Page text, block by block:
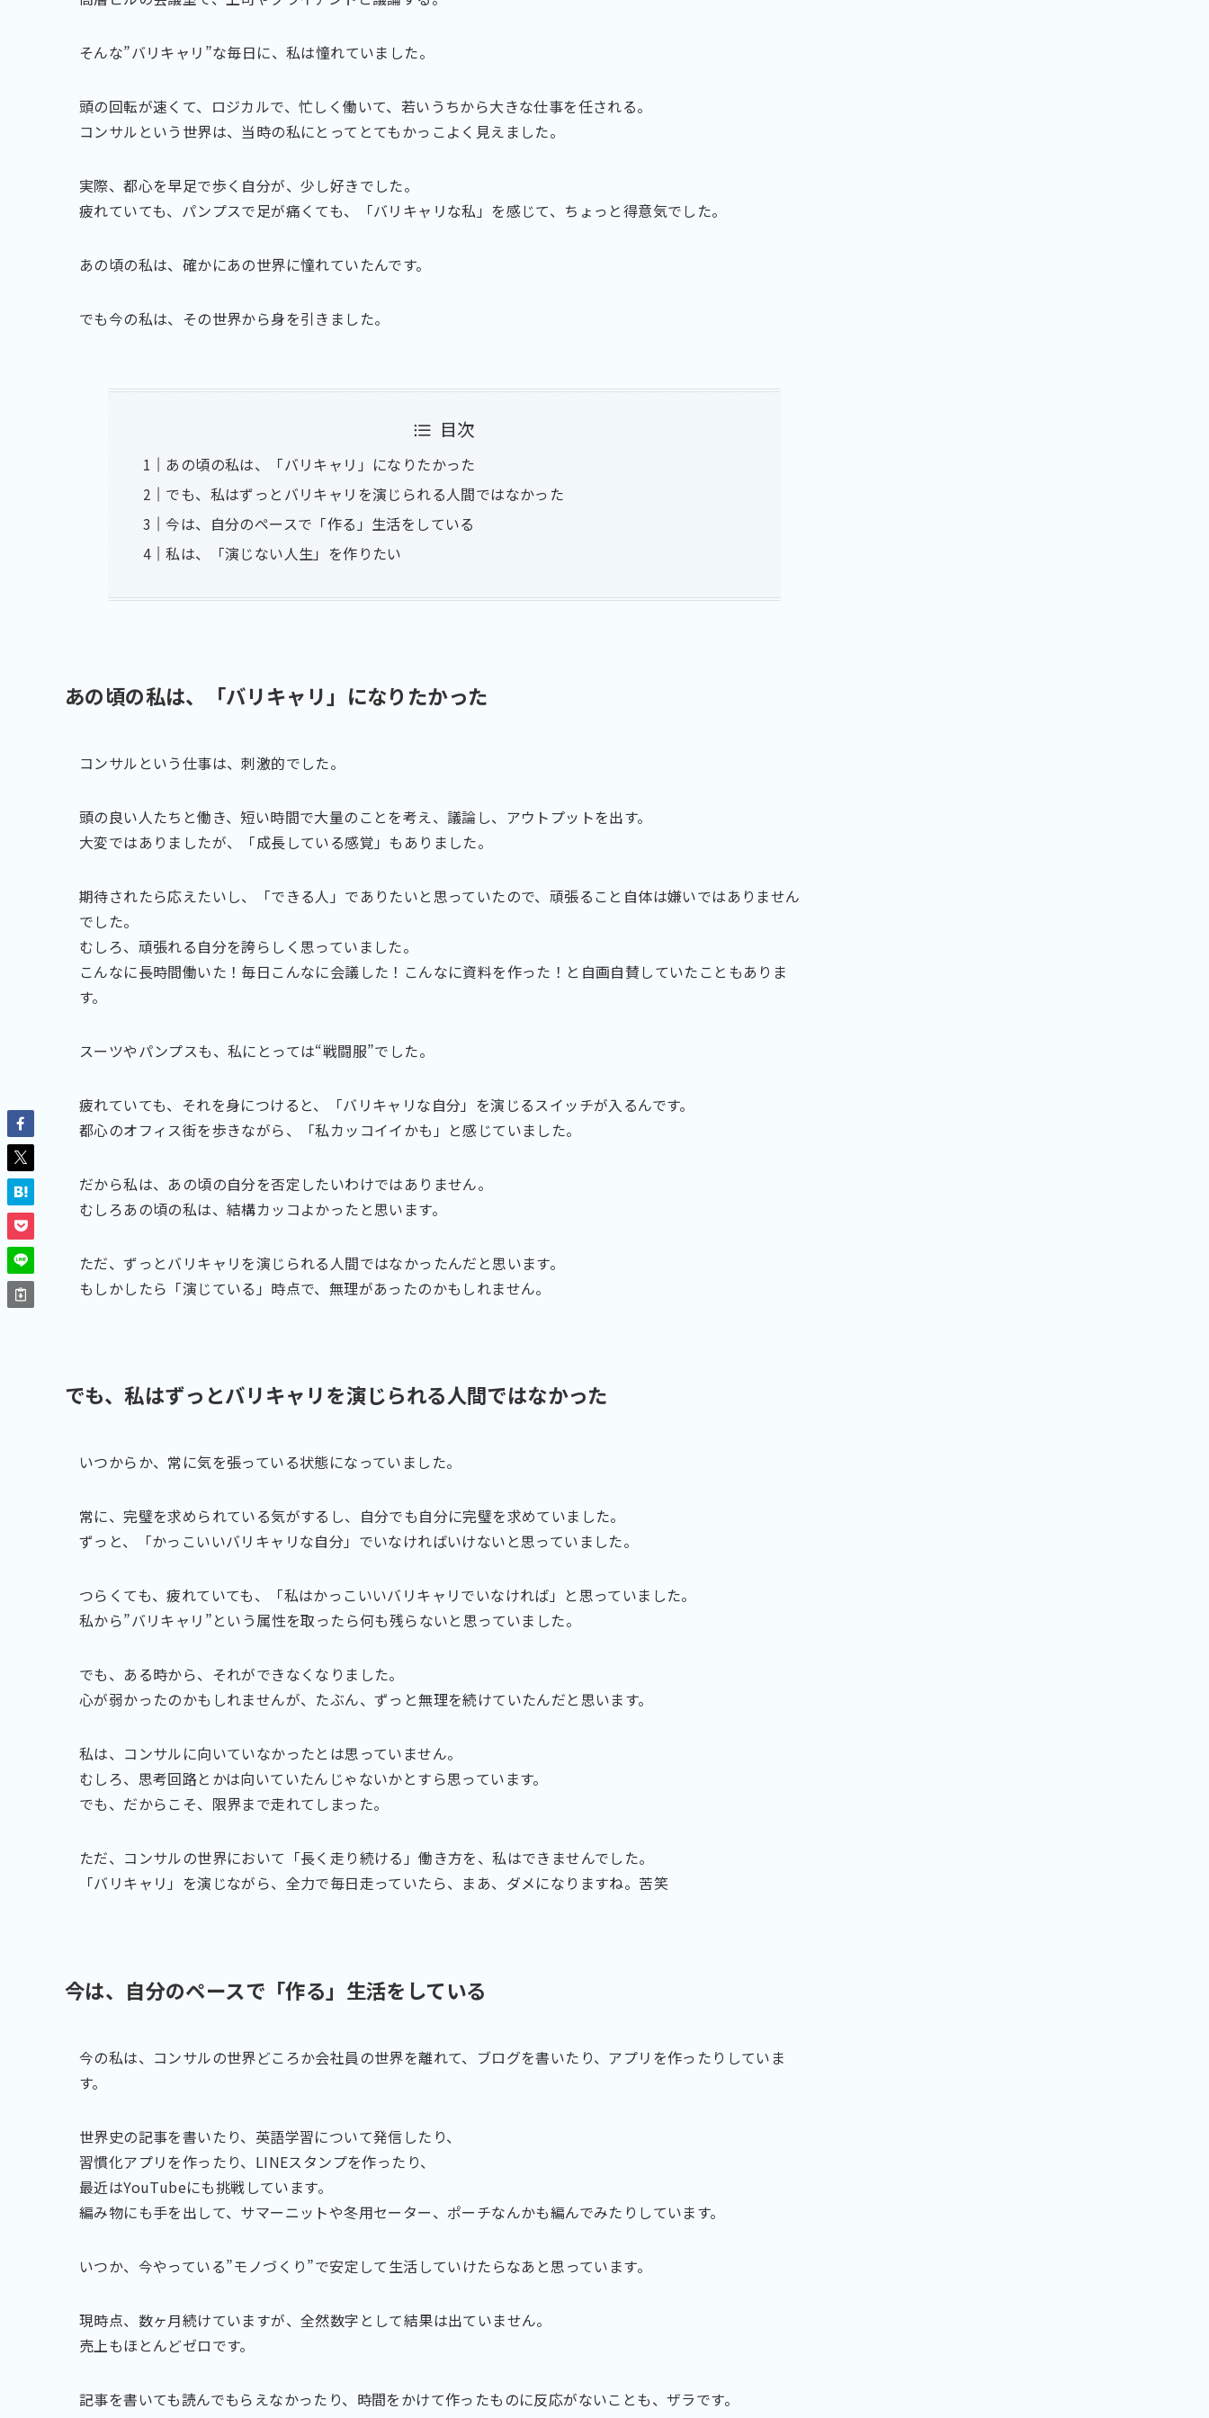
そんな”バリキャリ”な毎日に、私は憧れていました。
頭の回転が速くて、ロジカルで、忙しく働いて、若いうちから大きな仕事を任される。
コンサルという世界は、当時の私にとってとてもかっこよく見えました。
実際、都心を早足で歩く自分が、少し好きでした。
疲れていても、パンプスで足が痛くても、「バリキャリな私」を感じて、ちょっと得意気でした。
あの頃の私は、確かにあの世界に憧れていたんです。
でも今の私は、その世界から身を引きました。
目次
あの頃の私は、「バリキャリ」になりたかった
でも、私はずっとバリキャリを演じられる人間ではなかった
今は、自分のペースで「作る」生活をしている
私は、「演じない人生」を作りたい
あの頃の私は、「バリキャリ」になりたかった
コンサルという仕事は、刺激的でした。
頭の良い人たちと働き、短い時間で大量のことを考え、議論し、アウトプットを出す。
大変ではありましたが、「成長している感覚」もありました。
期待されたら応えたいし、「できる人」でありたいと思っていたので、頑張ること自体は嫌いではありません
でした。
むしろ、頑張れる自分を誇らしく思っていました。
こんなに長時間働いた！毎日こんなに会議した！こんなに資料を作った！と自画自賛していたこともありま
す。
スーツやパンプスも、私にとっては“戦闘服”でした。
疲れていても、それを身につけると、「バリキャリな自分」を演じるスイッチが入るんです。
都心のオフィス街を歩きながら、「私カッコイイかも」と感じていました。
だから私は、あの頃の自分を否定したいわけではありません。
むしろあの頃の私は、結構カッコよかったと思います。
ただ、ずっとバリキャリを演じられる人間ではなかったんだと思います。
もしかしたら「演じている」時点で、無理があったのかもしれません。
でも、私はずっとバリキャリを演じられる人間ではなかった
いつからか、常に気を張っている状態になっていました。
常に、完璧を求められている気がするし、自分でも自分に完璧を求めていました。
ずっと、「かっこいいバリキャリな自分」でいなければいけないと思っていました。
つらくても、疲れていても、「私はかっこいいバリキャリでいなければ」と思っていました。
私から”バリキャリ”という属性を取ったら何も残らないと思っていました。
でも、ある時から、それができなくなりました。
心が弱かったのかもしれませんが、たぶん、ずっと無理を続けていたんだと思います。
私は、コンサルに向いていなかったとは思っていません。
むしろ、思考回路とかは向いていたんじゃないかとすら思っています。
でも、だからこそ、限界まで走れてしまった。
ただ、コンサルの世界において「長く走り続ける」働き方を、私はできませんでした。
「バリキャリ」を演じながら、全力で毎日走っていたら、まあ、ダメになりますね。苦笑
今は、自分のペースで「作る」生活をしている
今の私は、コンサルの世界どころか会社員の世界を離れて、ブログを書いたり、アプリを作ったりしていま
す。
世界史の記事を書いたり、英語学習について発信したり、
習慣化アプリを作ったり、LINEスタンプを作ったり、
最近はYouTubeにも挑戦しています。
編み物にも手を出して、サマーニットや冬用セーター、ポーチなんかも編んでみたりしています。
いつか、今やっている”モノづくり”で安定して生活していけたらなあと思っています。
現時点、数ヶ月続けていますが、全然数字として結果は出ていません。
売上もほとんどゼロです。
記事を書いても読んでもらえなかったり、時間をかけて作ったものに反応がないことも、ザラです。